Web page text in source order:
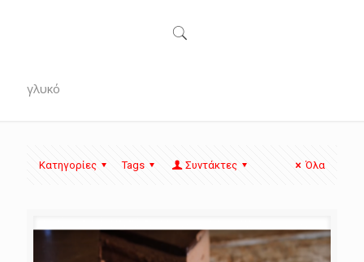
γλυκό
Κατηγορίες Tags Συντάκτες Όλα